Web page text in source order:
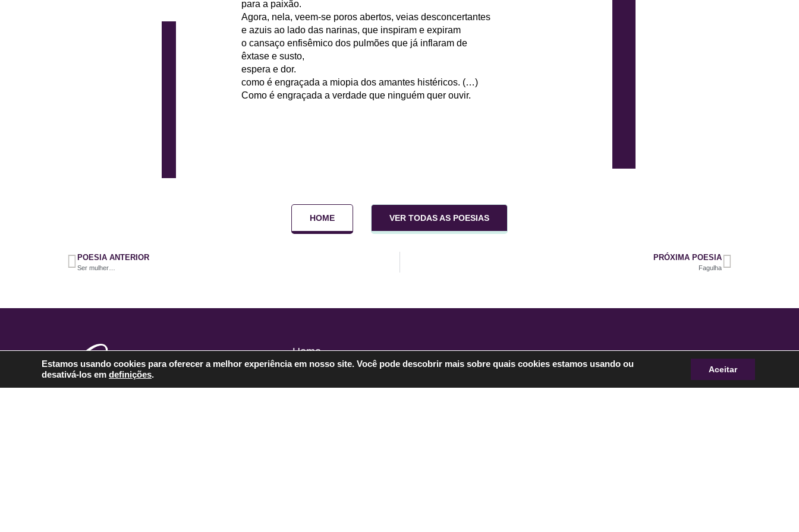
para a paixão.
Agora, nela, veem-se poros abertos, veias desconcertantes
e azuis ao lado das narinas, que inspiram e expiram
o cansaço enfisêmico dos pulmões que já inflaram de
êxtase e susto,
espera e dor.
como é engraçada a miopia dos amantes histéricos. (…)
Como é engraçada a verdade que ninguém quer ouvir.
HOME VER TODAS AS POESIAS
POESIA ANTERIOR
Ser mulher…
PRÓXIMA POESIA
Fagulha
Home
Newsletter
Assine e receba nossas postagens sobre estilo
Estamos usando cookies para oferecer a melhor experiência em nosso site. Você pode descobrir mais sobre quais cookies estamos usando ou
desativá-los em definições.
Aceitar